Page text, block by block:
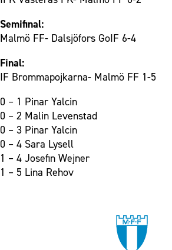
Semifinal:
Malmö FF- Dalsjöfors GoIF 6-4
Final:
IF Brommapojkarna- Malmö FF 1-5
0 – 1 Pinar Yalcin
0 – 2 Malin Levenstad
0 – 3 Pinar Yalcin
0 – 4 Sara Lysell
1 – 4 Josefin Wejner
1 – 5 Lina Rehov